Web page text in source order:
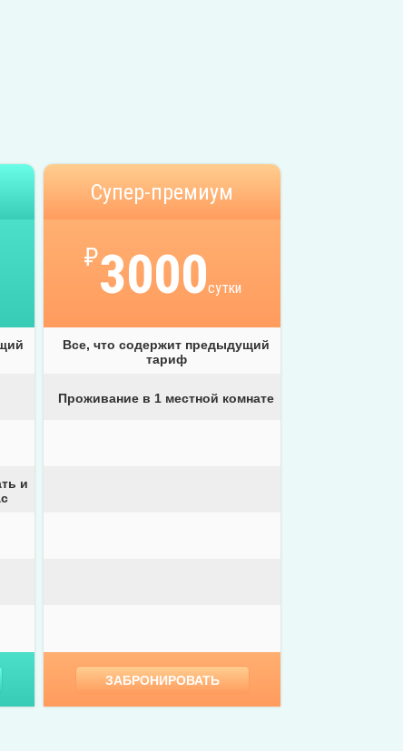
и
Супер-премиум
₽3000сутки
Все, что содержит предыдущий
тариф
Проживание в 1 местной комнате
ЗАБРОНИРОВАТЬ